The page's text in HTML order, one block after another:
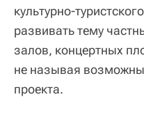
культурно-
развивать тему
залов, концертных
не называя
проекта.